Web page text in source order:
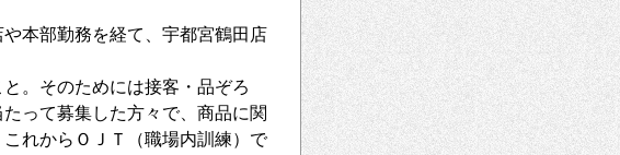
本部勤務を経て、宇都宮鶴田店
。そのためには接客・品ぞろ
って募集した方々で、商品に関
れからＯＪＴ（職場内訓練）で